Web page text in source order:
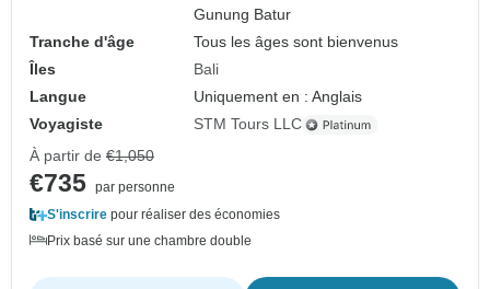
Gunung Batur
Tranche d'âge
Tous les âges sont bienvenus
Îles
Bali
Langue
Uniquement en : Anglais
Voyagiste
STM Tours LLC
À partir de €1,050
€735 par personne
S'inscrire pour réaliser des économies
Prix basé sur une chambre double